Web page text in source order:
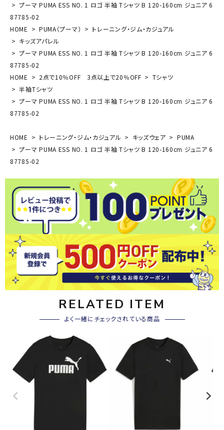
プーマ PUMA ESS NO. 1 ロゴ 半袖 Tシャツ B 120-160cm ジュニア 6
87785-02
HOME
PUMA（プーマ）
トレーニング・ジム・カジュアル
キッズアパレル
プーマ PUMA ESS NO. 1 ロゴ 半袖 Tシャツ B 120-160cm ジュニア 6
87785-02
HOME
2点で10％OFF 3点以上で20％OFF
Tシャツ
半袖Tシャツ
プーマ PUMA ESS NO. 1 ロゴ 半袖 Tシャツ B 120-160cm ジュニア 6
87785-02
HOME トレーニング・ジム・カジュアル キッズウェア
PUMA
プーマ PUMA ESS NO. 1 ロゴ 半袖 Tシャツ B 120-160cm ジュニア 6
87785-02
RELATED ITEM
よく一緒にチェックされている商品